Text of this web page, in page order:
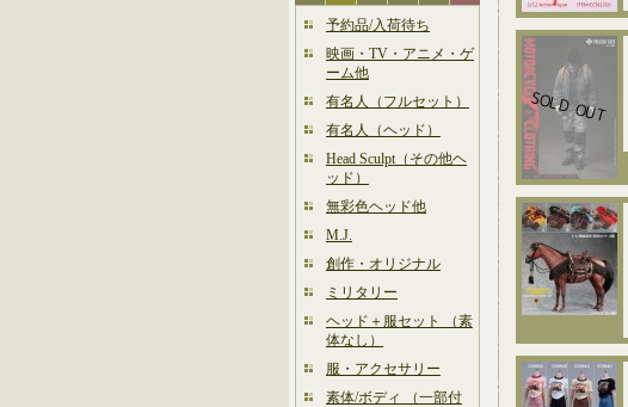
予約品/入荷待ち
映画・TV・アニメ・ゲ
ーム他
有名人（フルセット）
有名人（ヘッド）
Head Sculpt（その他ヘ
ッド）
無彩色ヘッド他
M.J.
創作・オリジナル
ミリタリー
ヘッド＋服セット （素
体なし）
服・アクセサリー
素体/ボディ （一部付